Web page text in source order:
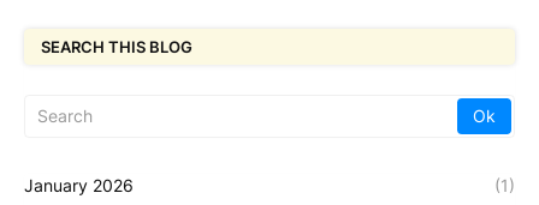
SEARCH THIS BLOG
January 2026 (1)